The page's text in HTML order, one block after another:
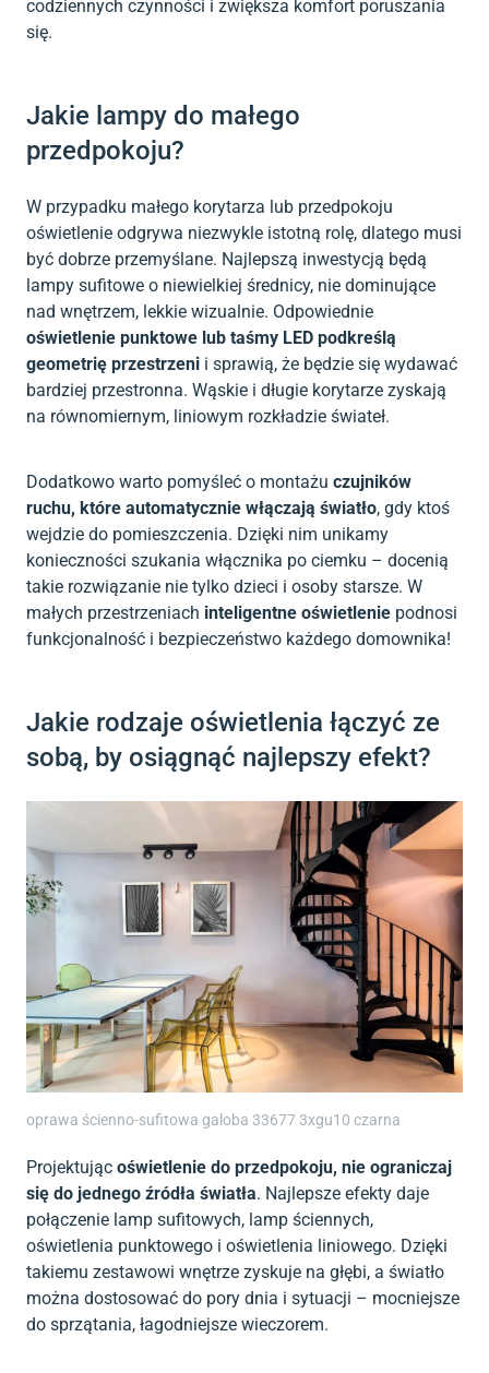
codziennych czynności i zwiększa komfort poruszania
się.
Jakie lampy do małego
przedpokoju?
W przypadku małego korytarza lub przedpokoju
oświetlenie odgrywa niezwykle istotną rolę, dlatego musi
być dobrze przemyślane. Najlepszą inwestycją będą
lampy sufitowe o niewielkiej średnicy, nie dominujące
nad wnętrzem, lekkie wizualnie. Odpowiednie
oświetlenie punktowe lub taśmy LED podkreślą
geometrię przestrzeni i sprawią, że będzie się wydawać
bardziej przestronna. Wąskie i długie korytarze zyskają
na równomiernym, liniowym rozkładzie świateł.
Dodatkowo warto pomyśleć o montażu czujników
ruchu, które automatycznie włączają światło, gdy ktoś
wejdzie do pomieszczenia. Dzięki nim unikamy
konieczności szukania włącznika po ciemku – docenią
takie rozwiązanie nie tylko dzieci i osoby starsze. W
małych przestrzeniach inteligentne oświetlenie podnosi
funkcjonalność i bezpieczeństwo każdego domownika!
Jakie rodzaje oświetlenia łączyć ze
sobą, by osiągnąć najlepszy efekt?
oprawa ścienno-sufitowa galoba 33677 3xgu10 czarna
Projektując oświetlenie do przedpokoju, nie ograniczaj
się do jednego źródła światła. Najlepsze efekty daje
połączenie lamp sufitowych, lamp ściennych,
oświetlenia punktowego i oświetlenia liniowego. Dzięki
takiemu zestawowi wnętrze zyskuje na głębi, a światło
można dostosować do pory dnia i sytuacji – mocniejsze
do sprzątania, łagodniejsze wieczorem.